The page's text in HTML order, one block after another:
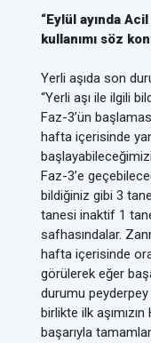
“Eylül ayında
kullanımı söz
Yerli aşıda son
“Yerli aşı ile ilgili
Faz-3’ün
hafta içerisinde
Faz-3’e
bildiğiniz gibi 3
tanesi inaktif 1
safhasındalar.
hafta içerisinde
görülerek eğer
durumu
birlikte ilk
başarıyla